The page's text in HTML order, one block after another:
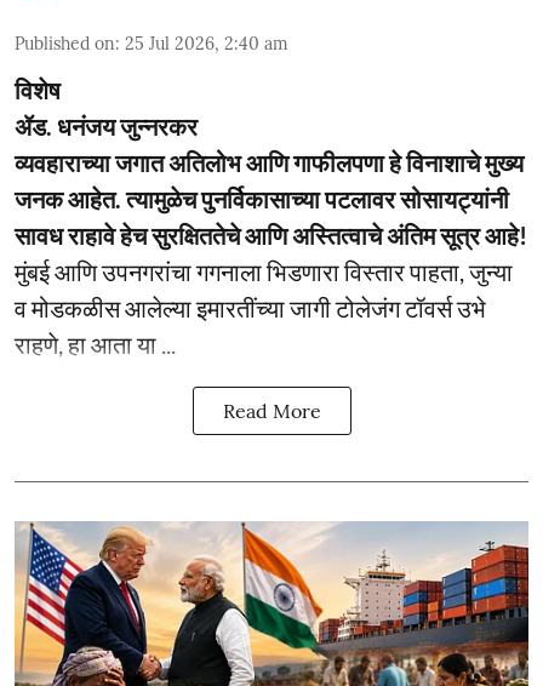
Published on: 25 Jul 2026, 2:40 am
विशेष
ॲड. धनंजय जुन्नरकर
व्यवहाराच्या जगात अतिलोभ आणि गाफीलपणा हे विनाशाचे मुख्य
जनक आहेत. त्यामुळेच पुनर्विकासाच्या पटलावर सोसायट्यांनी
सावध राहावे हेच सुरक्षिततेचे आणि अस्तित्वाचे अंतिम सूत्र आहे!
मुंबई आणि उपनगरांचा गगनाला भिडणारा विस्तार पाहता, जुन्या
व मोडकळीस आलेल्या इमारतींच्या जागी टोलेजंग टॉवर्स उभे
राहणे, हा आता या ...
Read More